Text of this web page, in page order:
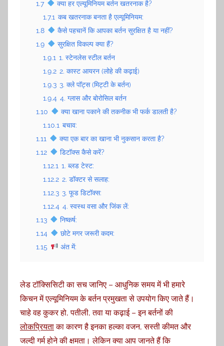
1.7
क्या हर एल्यूमिनियम बर्तन खतरनाक है?
1.7.1 कब खतरनाक बनता है एल्यूमिनियम:
1.8
कैसे पहचानें कि आपका बर्तन सुरक्षित है या नहीं?
1.9
सुरक्षित विकल्प क्या हैं?
1.9.1 1. स्टेनलेस स्टील बर्तन
1.9.2 2. कास्ट आयरन (लोहे की कढ़ाई)
1.9.3 3. क्ले पॉट्स (मिट्टी के बर्तन)
1.9.4 4. ग्लास और बोरोसिल बर्तन
1.10
क्या खाना पकाने की तकनीक भी फर्क डालती है?
1.10.1 बचाव:
1.11
क्या एक बार का खाना भी नुकसान करता है?
1.12
डिटॉक्स कैसे करें?
1.12.1 1. ब्लड टेस्ट:
1.12.2 2. डॉक्टर से सलाह:
1.12.3 3. फूड डिटॉक्स:
1.12.4 4. स्वस्थ वसा और जिंक लें:
1.13
निष्कर्ष:
1.14
छोटे मगर जरूरी कदम:
1.15
अंत में:
लेड टॉक्सिसिटी का सच जानिए – आधुनिक समय में भी हमारे
किचन में एल्यूमिनियम के बर्तन प्रमुखता से उपयोग किए जाते हैं।
चाहे वह कुकर हो, पतीली, तवा या कढ़ाई – इन बर्तनों की
लोकप्रियताका कारण है इनका हल्का वजन, सस्ती कीमत और
जल्दी गर्म होने की क्षमता। लेकिन क्या आप जानते हैं कि